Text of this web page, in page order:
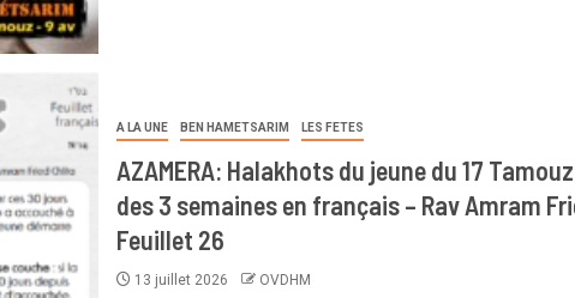
A LA UNE BEN HAMETSARIM LES FETES
AZAMERA: Halakhots du jeune du 17
des 3 semaines en français – Rav Amram
Feuillet 26
13 juillet 2026 OVDHM